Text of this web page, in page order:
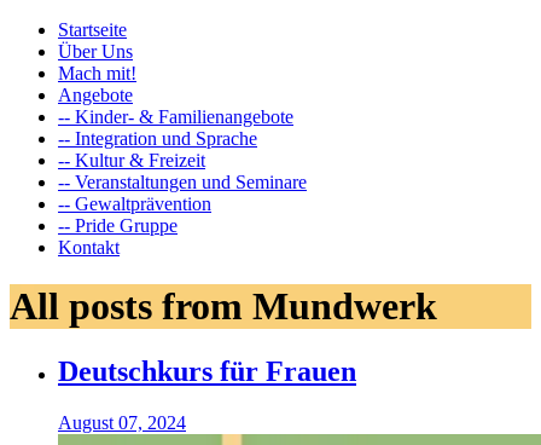
Startseite
Über Uns
Mach mit!
Angebote
-- Kinder- & Familienangebote
-- Integration und Sprache
-- Kultur & Freizeit
-- Veranstaltungen und Seminare
-- Gewaltprävention
-- Pride Gruppe
Kontakt
All posts from Mundwerk
Deutschkurs für Frauen
August 07, 2024